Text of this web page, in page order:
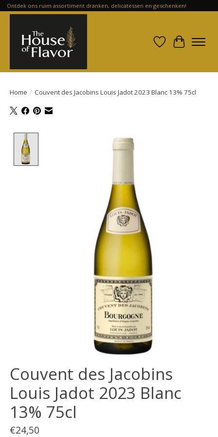
Ontdek ons ruim assortiment dranken, delicatessen en geschenken!
Verlanglijst
Home / Couvent des Jacobins Louis Jadot 2023 Blanc 13% 75cl
Product image slideshow Items
Couvent des Jacobins
Louis Jadot 2023 Blanc
13% 75cl
€24,50